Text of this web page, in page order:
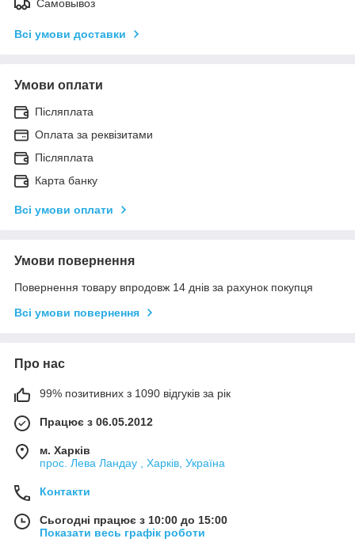
Самовывоз
Всі умови доставки
Умови оплати
Післяплата
Оплата за реквізитами
Післяплата
Карта банку
Всі умови оплати
Умови повернення
Повернення товару впродовж 14 днів за рахунок покупця
Всі умови повернення
Про нас
99% позитивних з 1090 відгуків за рік
Працює з 06.05.2012
м. Харків
прос. Лева Ландау , Харків, Україна
Контакти
Сьогодні працює з 10:00 до 15:00
Показати весь графік роботи